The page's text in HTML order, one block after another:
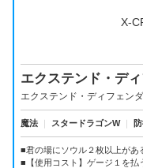
X-
エクステンド・デ
エクステンド・ディフェン
魔法 ｜ スタードラゴンW ｜
■君の場にソウル２枚以上があ
■【使用コスト】ゲージ１を払